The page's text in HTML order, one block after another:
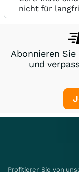
nicht für
Abonnieren
und
Profitieren Sie von